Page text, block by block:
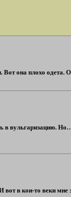
она плохо одета.
в вульгаризацию.
в кои-то веки мне